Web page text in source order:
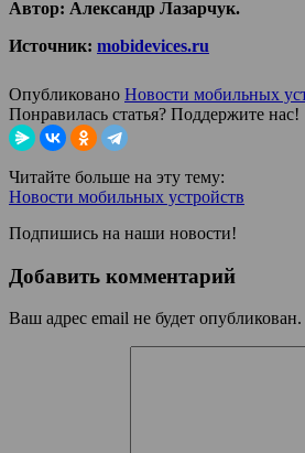
Автор: Александр Лазарчук.
Источник: mobidevices.ru
Опубликовано Новости мобильных
Понравилась статья? Поддержите нас!
Читайте больше на эту тему:
Новости мобильных устройств
Подпишись на наши новости!
Добавить комментарий
Ваш адрес email не будет опубликован.